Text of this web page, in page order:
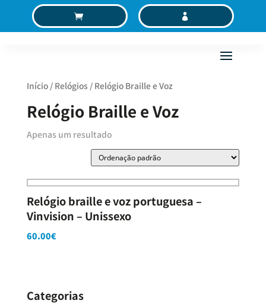
C MC
Início/ Relógios / Relógio Braille e Voz
Relógio Braille e Voz
Apenas um resultado
Relógio braille e voz portuguesa –
Vinvision – Unissexo
60.00€
Categorias